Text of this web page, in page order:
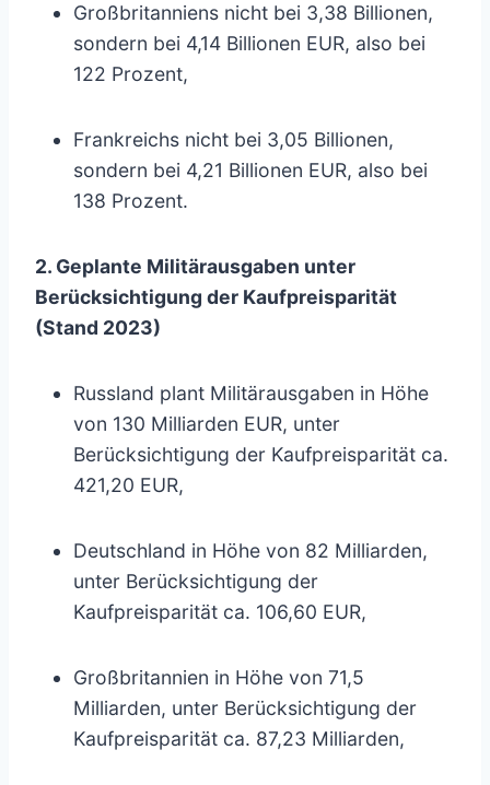
Großbritanniens nicht bei 3,38 Billionen,
sondern bei 4,14 Billionen EUR, also bei
122 Prozent,
Frankreichs nicht bei 3,05 Billionen,
sondern bei 4,21 Billionen EUR, also bei
138 Prozent.
2. Geplante Militärausgaben unter
Berücksichtigung der Kaufpreisparität
(Stand 2023)
Russland plant Militärausgaben in Höhe
von 130 Milliarden EUR, unter
Berücksichtigung der Kaufpreisparität ca.
421,20 EUR,
Deutschland in Höhe von 82 Milliarden,
unter Berücksichtigung der
Kaufpreisparität ca. 106,60 EUR,
Großbritannien in Höhe von 71,5
Milliarden, unter Berücksichtigung der
Kaufpreisparität ca. 87,23 Milliarden,